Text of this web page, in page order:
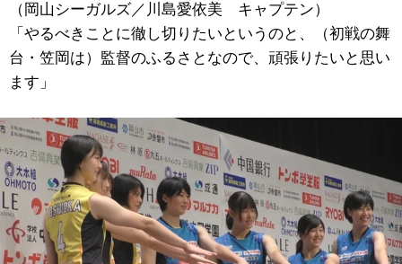
（岡山シーガルズ／川島愛依美 キャプテン）
「やるべきことに徹し切りたいというのと、（初戦の舞
台・笠岡は）監督のふるさとなので、頑張りたいと思い
ます」